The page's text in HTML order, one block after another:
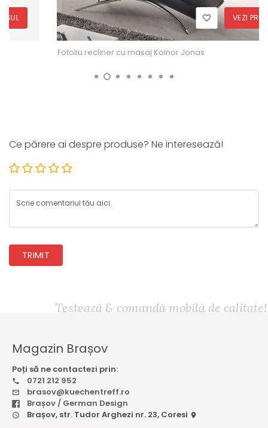
VEZI PRODUSUL
Fotoliu recliner cu masaj Koinor Jonas
Ce părere ai despre produse? Ne interesează!
TRIMIT
Testează & comandă mobilă de calitate!
Magazin Brașov
Poți să ne contactezi prin:
0721 212 952
brasov@kuechentreff.ro
Brașov / German Design
Brașov, str. Tudor Arghezi nr. 23, Coresi